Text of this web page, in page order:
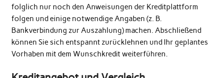
folglich nur noch den Anweisungen der Kreditplattform
folgen und einige notwendige Angaben (z. B.
Bankverbindung zur Auszahlung) machen. Abschließend
können Sie sich entspannt zurücklehnen und Ihr geplantes
Vorhaben mit dem Wunschkredit weiterführen.